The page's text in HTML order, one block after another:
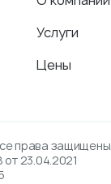
Услуги
Цены
права защищены.
23.04.2021